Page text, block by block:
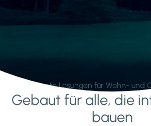
Intelligente Lösungen für Wohn- und
Mehr erfahren
Gebaut für alle, die
bauen